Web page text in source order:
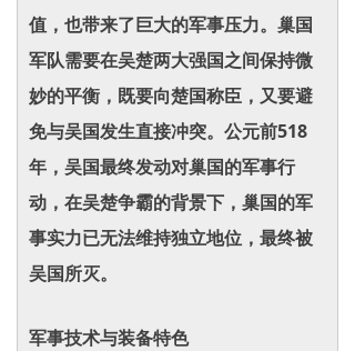
值，也带来了巨大的军事压力。巢国
军队需要在吴楚两大强国之间保持微
妙的平衡，既要向楚国称臣，又要避
免与吴国发生直接冲突。公元前518
年，吴国最终发动对巢国的军事行
动，在吴楚争霸的背景下，巢国的军
事实力已无法维持独立地位，最终被
吴国所灭。
军事技术与装备特色